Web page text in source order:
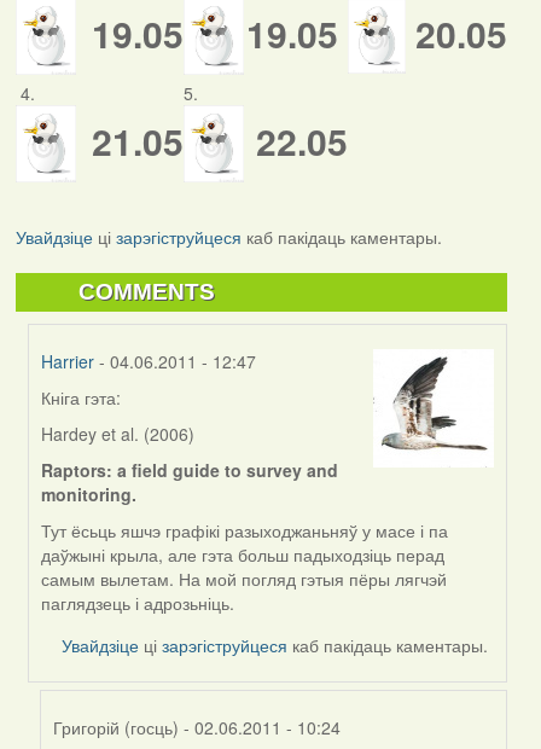
19.05 19.05 20.05
4.
21.05
5.
22.05
Увайдзіцеці зарэгіструйцеся каб пакідаць каментары.
COMMENTS
Harrier - 04.06.2011 - 12:47
In
reply
by
I
Feather
(госць)
Кніга гэта:
Hardey et al. (2006)
Raptors: a field guide to survey and
monitoring.
Тут ёсьць яшчэ графікі разыходжаньняў у масе і па
даўжыні крыла, але гэта больш падыходзіць перад
самым вылетам. На мой погляд гэтыя пёры лягчэй
паглядзець і адрозьніць.
Увайдзіце цізарэгіструйцеся каб пакідаць каментары.
Григорій (госць) - 02.06.2011 - 10:24